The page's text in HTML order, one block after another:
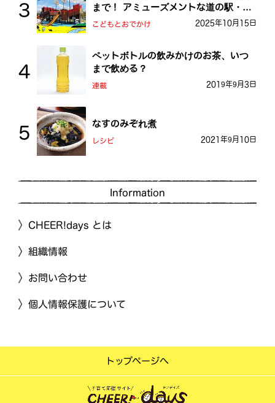
まで！ アミューズメントな道の駅・お
おとう桜街道
こどもとおでかけ 2025年10月15日
ペットボトルの飲みかけのお茶、いつ
まで飲める？
連載 2019年9月3日
なすのみぞれ煮
レシピ 2021年9月10日
Information
CHEER!days とは
組織情報
お問い合わせ
個人情報保護について
トップページへ